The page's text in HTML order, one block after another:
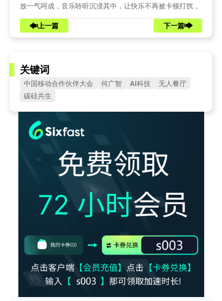
放一气呵成，音乐聆听沉浸其中，让快乐不再被卡顿打扰 。
上一篇 下一篇
关键词
中国移动合作伙伴大会 何广智 AI科技
无人餐厅
碳硅共生